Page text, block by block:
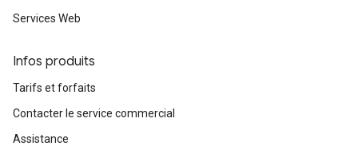
Services Web
Infos produits
Tarifs et forfaits
Contacter le service commercial
Assistance